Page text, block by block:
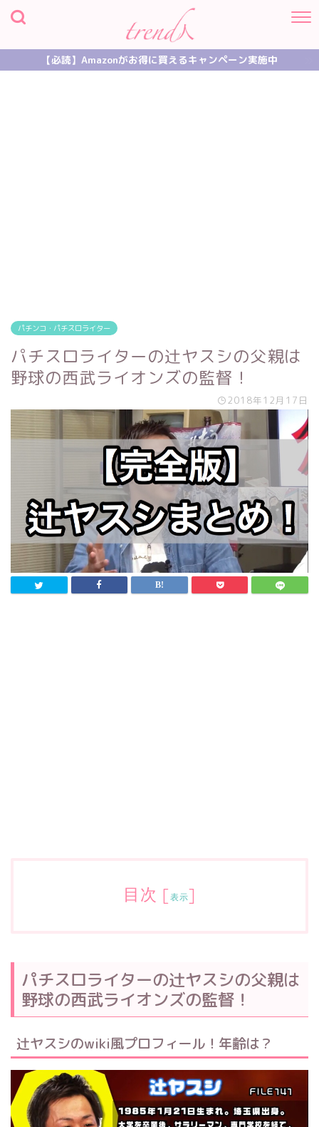
【必読】Amazonがお得に買えるキャンペーン実施中
パチンコ・パチスロライター
パチスロライターの辻ヤスシの父親は
野球の西武ライオンズの監督！
2018年12月17日
目次 [ 表示]
パチスロライターの辻ヤスシの父親は
野球の西武ライオンズの監督！
辻ヤスシのwiki風プロフィール！年齢は？